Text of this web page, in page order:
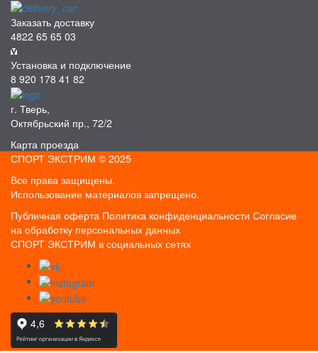
Заказать доставку
4822 65 65 03
Установка и подключение
8 920 178 41 82
г. Тверь,
Октябрьский пр., 72/2
Карта проезда
СПОРТ ЭКСТРИМ © 2025
Все права защищены.
Использование материалов запрещено.
Публичная оферта Политика конфиденциальности Согласие
на обработку персональных данных
СПОРТ ЭКСТРИМ в социальных сетях